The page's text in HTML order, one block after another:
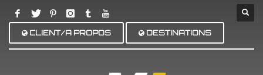
CLIENT/A PROPOS DESTINATIONS